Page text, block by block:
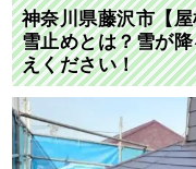
神奈川県藤沢市【
雪止めとは？雪が
えください！